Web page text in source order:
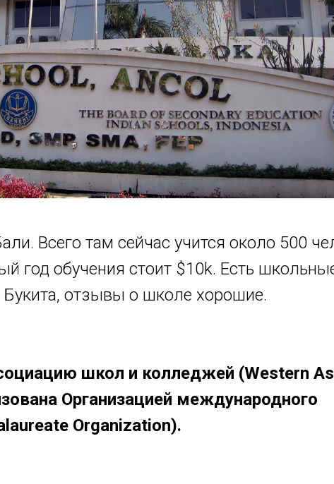
Всего там сейчас учится около 500
год обучения стоит $10k. Есть
отзывы о школе хорошие.
школ и колледжей (Western
Организацией международного
Organization).